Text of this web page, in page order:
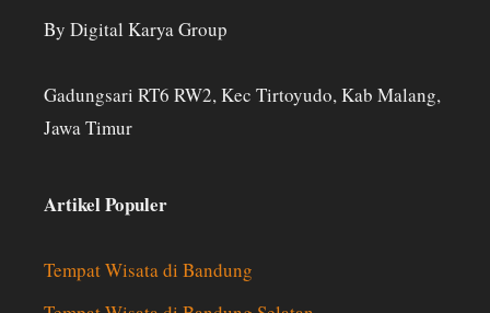
By Digital Karya Group
Gadungsari RT6 RW2, Kec Tirtoyudo, Kab Malang,
Jawa Timur
Artikel Populer
Tempat Wisata di Bandung